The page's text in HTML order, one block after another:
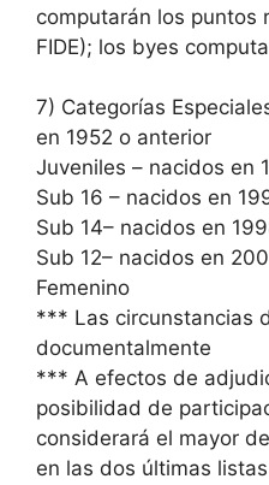
computarán los puntos
FIDE); los byes
7) Categorías
en 1952 o anterior
Juveniles – nacidos en
Sub 16 – nacidos en
Sub 14– nacidos en
Sub 12– nacidos en
Femenino
*** Las circunstancias
documentalmente
*** A efectos de
posibilidad de
considerará el mayor
en las dos últimas